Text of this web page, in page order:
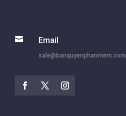
 Email
sale@banquyenphanmem.com